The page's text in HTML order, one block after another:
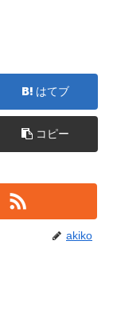
はてブ
コピー
akiko